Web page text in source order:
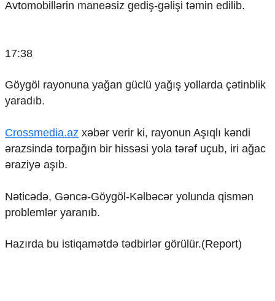
Diaspor
Zəfər Diasporu
Səhiyyə
Turizm
İqtisadi xəbərlər
Energetika
Neft-qaz
Əmək və sosial siyasət
Hərbi sənaye
Telekommunikasiya və nəqliyyat
Cəmiyyət
Avtomobillərin maneəsiz gediş-gəlişi təmin edilib.
17:38
Göygöl rayonuna yağan güclü yağış yollarda çətinblik
yaradıb.
Crossmedia.az xəbər verir ki, rayonun Aşıqlı kəndi
ərazsində torpağın bir hissəsi yola tərəf uçub, iri ağac
əraziyə aşıb.
Nəticədə, Gəncə-Göygöl-Kəlbəcər yolunda qismən
problemlər yaranıb.
Hazırda bu istiqamətdə tədbirlər görülür.(Report)